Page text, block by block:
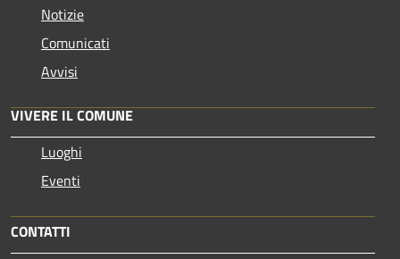
Notizie
Comunicati
Avvisi
VIVERE IL COMUNE
Luoghi
Eventi
CONTATTI